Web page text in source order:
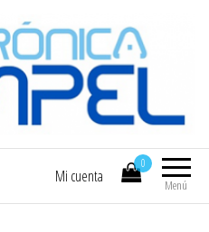
Electrónica COMPEL
Menú
0
Mi cuenta